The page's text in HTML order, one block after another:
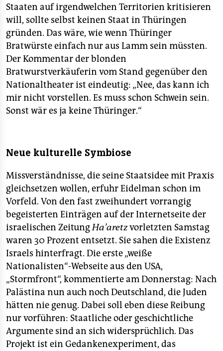
Staaten auf irgendwelchen Territorien kritisieren
will, sollte selbst keinen Staat in Thüringen
gründen. Das wäre, wie wenn Thüringer
Bratwürste einfach nur aus Lamm sein müssten.
Der Kommentar der blonden
Bratwurstverkäuferin vom Stand gegenüber den
Nationaltheater ist eindeutig: „Nee, das kann ich
mir nicht vorstellen. Es muss schon Schwein sein.
Sonst wär es ja keine Thüringer.“
Neue kulturelle Symbiose
Missverständnisse, die seine Staatsidee mit Praxis
gleichsetzen wollen, erfuhr Eidelman schon im
Vorfeld. Von den fast zweihundert vorrangig
begeisterten Einträgen auf der Internetseite der
israelischen ZeitungHa’aretzvorletzten Samstag
waren 30 Prozent entsetzt. Sie sahen die Existenz
Israels hinterfragt. Die erste „weiße
Nationalisten“-Webseite aus den USA,
„Stormfront“, kommentierte am Donnerstag: Nach
Palästina nun auch noch Deutschland, die Juden
hätten nie genug. Dabei soll eben diese Reibung
nur vorführen: Staatliche oder geschichtliche
Argumente sind an sich widersprüchlich. Das
Projekt ist ein Gedankenexperiment, das